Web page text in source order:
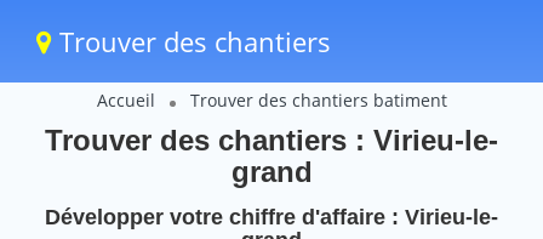
Trouver des chantiers
Accueil Trouver des chantiers batiment
Trouver des chantiers : Virieu-le-
grand
Développer votre chiffre d'affaire : Virieu-le-